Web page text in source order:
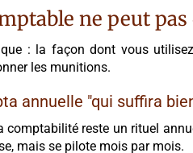
ne peut
: la façon dont vous
les munitions.
annuelle "qui suffira
comptabilité reste un rituel
mais se pilote mois par mois.